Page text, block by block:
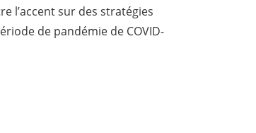
l’accent sur des stratégies
de pandémie de COVID-